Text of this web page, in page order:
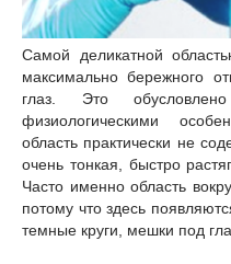
Самой деликатной
максимально бережного
глаз. Это
физиологическими
область практически не
очень тонкая, быстро
Часто именно область
потому что здесь
темные круги, мешки под